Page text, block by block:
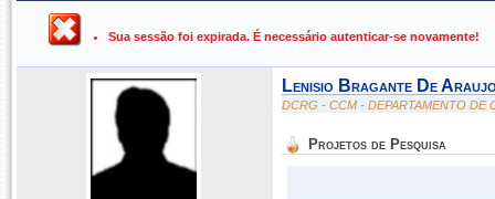
UFPB ›
Sua sessão foi expirada. É necessário autenticar-se novamente!
Lenisio Bragante De
DCRG - CCM - DEPARTAMENTO DE
Projetos de Pesquisa